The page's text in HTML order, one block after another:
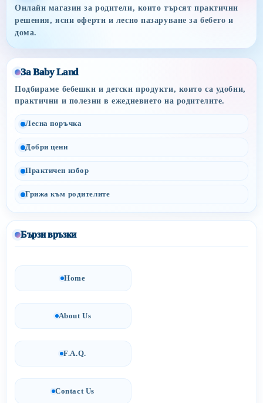
Онлайн магазин за родители, които търсят практични
решения, ясни оферти и лесно пазаруване за бебето и
дома.
За Baby Land
Подбираме бебешки и детски продукти, които са удобни,
практични и полезни в ежедневието на родителите.
Лесна поръчка
Добри цени
Практичен избор
Грижа към родителите
Бързи връзки
Home
About Us
F.A.Q.
Contact Us